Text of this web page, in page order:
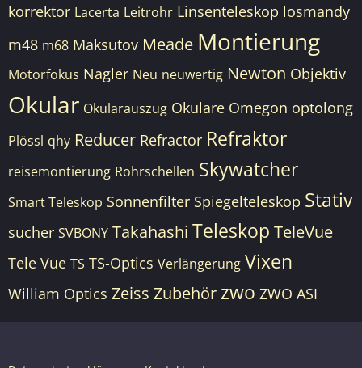
korrektor Lacerta Leitrohr Linsenteleskop losmandy
m48 m68 Maksutov Meade Montierung
Motorfokus Nagler Neu neuwertig Newton Objektiv
Okular Okularauszug Okulare Omegon optolong
Plössl qhy Reducer Refractor Refraktor
reisemontierung Rohrschellen Skywatcher
Smart Teleskop Sonnenfilter Spiegelteleskop Stativ
sucher SVBONY Takahashi Teleskop TeleVue
Tele Vue TS TS-Optics Verlängerung Vixen
William Optics Zeiss Zubehör zwo ZWO ASI